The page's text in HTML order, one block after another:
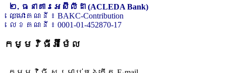
២. ធនាគារអេស៊ីលីដា (ACLEDA Bank)
ឈ្មោះគណនី ៖ BAKC-Contribution
លេខគណនី ៖ 0001-01-452870-17
កម្មវិធីអ៊ីម៉ែល